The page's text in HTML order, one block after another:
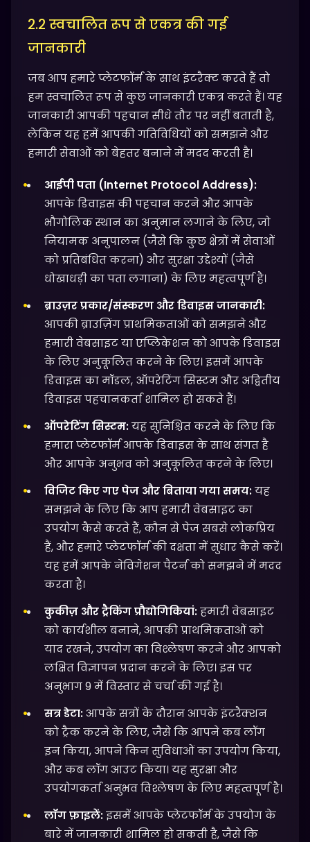
2.2 स्वचालित रूप से एकत्र की गई
जानकारी
जब आप हमारे प्लेटफॉर्म के साथ इंटरैक्ट करते हैं तो
हम स्वचालित रूप से कुछ जानकारी एकत्र करते हैं। यह
जानकारी आपकी पहचान सीधे तौर पर नहीं बताती है,
लेकिन यह हमें आपकी गतिविधियों को समझने और
हमारी सेवाओं को बेहतर बनाने में मदद करती है।
आईपी ​​पता (Internet Protocol Address):
आपके डिवाइस की पहचान करने और आपके
भौगोलिक स्थान का अनुमान लगाने के लिए, जो
नियामक अनुपालन (जैसे कि कुछ क्षेत्रों में सेवाओं
को प्रतिबंधित करना) और सुरक्षा उद्देश्यों (जैसे
धोखाधड़ी का पता लगाना) के लिए महत्वपूर्ण है।
ब्राउज़र प्रकार/संस्करण और डिवाइस जानकारी:
आपकी ब्राउज़िंग प्राथमिकताओं को समझने और
हमारी वेबसाइट या एप्लिकेशन को आपके डिवाइस
के लिए अनुकूलित करने के लिए। इसमें आपके
डिवाइस का मॉडल, ऑपरेटिंग सिस्टम और अद्वितीय
डिवाइस पहचानकर्ता शामिल हो सकते हैं।
ऑपरेटिंग सिस्टम:यह सुनिश्चित करने के लिए कि
हमारा प्लेटफॉर्म आपके डिवाइस के साथ संगत है
और आपके अनुभव को अनुकूलित करने के लिए।
विजिट किए गए पेज और बिताया गया समय:यह
समझने के लिए कि आप हमारी वेबसाइट का
उपयोग कैसे करते हैं, कौन से पेज सबसे लोकप्रिय
हैं, और हमारे प्लेटफॉर्म की दक्षता में सुधार कैसे करें।
यह हमें आपके नेविगेशन पैटर्न को समझने में मदद
करता है।
कुकीज़ और ट्रैकिंग प्रौद्योगिकियां:हमारी वेबसाइट
को कार्यशील बनाने, आपकी प्राथमिकताओं को
याद रखने, उपयोग का विश्लेषण करने और आपको
लक्षित विज्ञापन प्रदान करने के लिए। इस पर
अनुभाग 9 में विस्तार से चर्चा की गई है।
सत्र डेटा:आपके सत्रों के दौरान आपके इंटरैक्शन
को ट्रैक करने के लिए, जैसे कि आपने कब लॉग
इन किया, आपने किन सुविधाओं का उपयोग किया,
और कब लॉग आउट किया। यह सुरक्षा और
उपयोगकर्ता अनुभव विश्लेषण के लिए महत्वपूर्ण है।
लॉग फ़ाइलें:इसमें आपके प्लेटफॉर्म के उपयोग के
बारे में जानकारी शामिल हो सकती है, जैसे कि